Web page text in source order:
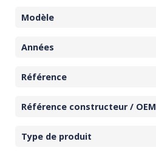
Modèle
Années
Référence
Référence constructeur / OEM
Type de produit